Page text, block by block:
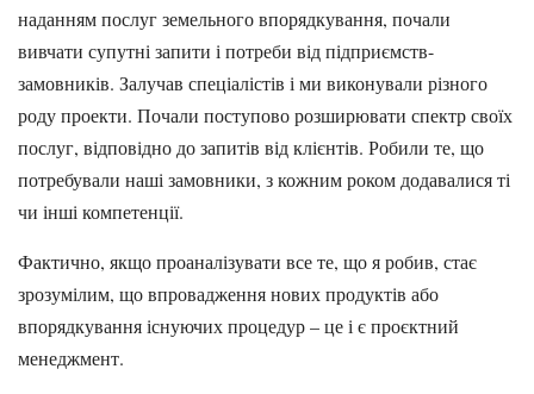
наданням послуг земельного впорядкування, почали
вивчати супутні запити і потреби від підприємств-
замовників. Залучав спеціалістів і ми виконували різного
роду проекти. Почали поступово розширювати спектр своїх
послуг, відповідно до запитів від клієнтів. Робили те, що
потребували наші замовники, з кожним роком додавалися ті
чи інші компетенції.
Фактично, якщо проаналізувати все те, що я робив, стає
зрозумілим, що впровадження нових продуктів або
впорядкування існуючих процедур – це і є проєктний
менеджмент.